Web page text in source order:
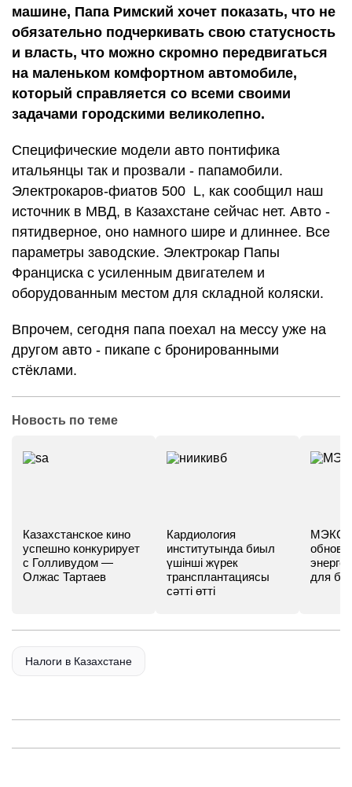
машине, Папа Римский хочет показать, что не
обязательно подчеркивать свою статусность
и власть, что можно скромно передвигаться
на маленьком комфортном автомобиле,
который справляется со всеми своими
задачами городскими великолепно.
Специфические модели авто понтифика
итальянцы так и прозвали - папамобили.
Электрокаров-фиатов 500 L, как сообщил наш
источник в МВД, в Казахстане сейчас нет. Авто -
пятидверное, оно намного шире и длиннее. Все
параметры заводские. Электрокар Папы
Франциска с усиленным двигателем и
оборудованным местом для складной коляски.
Впрочем, сегодня папа поехал на мессу уже на
другом авто - пикапе с бронированными
стёклами.
Новость по теме
Казахстанское кино
успешно конкурирует
с Голливудом —
Олжас Тартаев
Кардиология
институтында биыл
үшінші жүрек
трансплантациясы
сәтті өтті
МЭКС -
для
Налоги в Казахстане